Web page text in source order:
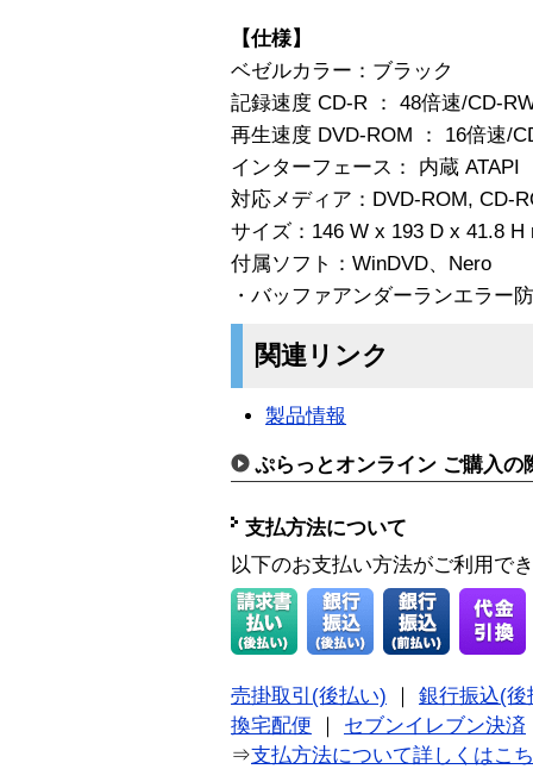
【仕様】
ベゼルカラー：ブラック
記録速度 CD-R ： 48倍速/CD-
再生速度 DVD-ROM ： 16倍速/
インターフェース： 内蔵 ATAPI
対応メディア：DVD-ROM, CD-
サイズ：146 W x 193 D x 41.8 H
付属ソフト：WinDVD、Nero
・バッファアンダーランエラー
関連リンク
製品情報
ぷらっとオンライン ご購入の
支払方法について
以下のお支払い方法がご利用で
売掛取引(後払い)
銀行振込(後
換宅配便
セブンイレブン決済
⇒支払方法について詳しくはこ